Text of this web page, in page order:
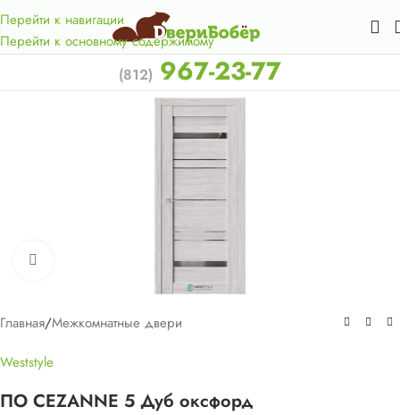
Перейти к навигации
Перейти к основному содержимому
км. от КАД.
(812) 967-23-77
Нажмите, чтобы увеличить
Главная/Межкомнатные двери
Weststyle
ПО CEZANNE 5 Дуб оксфорд